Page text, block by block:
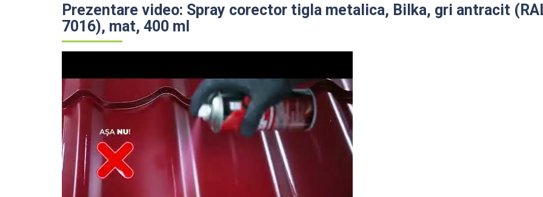
Prezentare video: Spray corector tigla metalica, Bilka, gri antracit
7016), mat, 400 ml